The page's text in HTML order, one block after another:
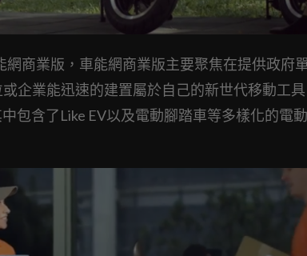
商業版，車能網商業版主要聚焦在提供政府
企業能迅速的建置屬於自己的新世代移動工
包含了Like EV以及電動腳踏車等多樣化的電